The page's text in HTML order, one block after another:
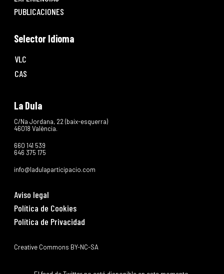
PUBLICACIONES
Selector Idioma
VLC
CAS
La Dula
C/Na Jordana, 22 (baix-esquerra)
46018 València.
660 141 539
646 375 175
info@ladulaparticipacio.com
Aviso legal
Política de Cookies
Política de Privacidad
Creative Commons BY-NC-SA